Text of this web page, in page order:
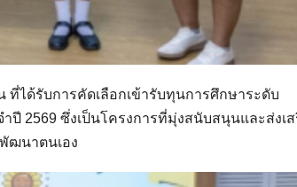
ที่ได้รับการคัดเลือกเข้ารับทุนการศึกษาระดับ
ปี 2569 ซึ่งเป็นโครงการที่มุ่งสนับสนุนและส่งเ
ฒนาตนเอง